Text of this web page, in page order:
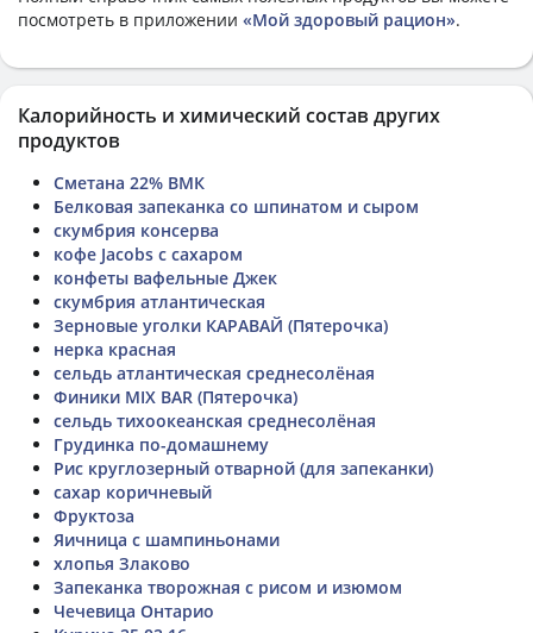
посмотреть в приложении «Мой здоровый рацион».
Калорийность и химический состав других
продуктов
Сметана 22% ВМК
Белковая запеканка со шпинатом и сыром
скумбрия консерва
кофе Jacobs с сахаром
конфеты вафельные Джек
скумбрия атлантическая
Зерновые уголки КАРАВАЙ (Пятерочка)
нерка красная
сельдь атлантическая среднесолёная
Финики MIX BAR (Пятерочка)
сельдь тихоокеанская среднесолёная
Грудинка по-домашнему
Рис круглозерный отварной (для запеканки)
сахар коричневый
Фруктоза
Яичница с шампиньонами
хлопья Злаково
Запеканка творожная с рисом и изюмом
Чечевица Онтарио